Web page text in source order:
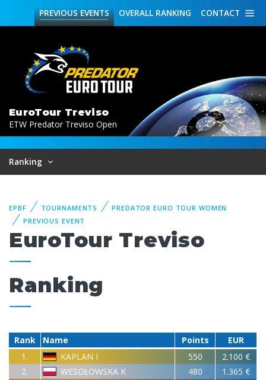
CONTACT
OVERALL RANKING
PREVIOUSEVENTS
EuroTour Treviso
ETW Predator Treviso Open
Ranking
EPBF TOURNAMENTS
PREDATOR EURO TOUR WOMEN
PREVIOUS EVENT
EuroTour Treviso
Ranking
Rank Name Points
EUR
1.
KAPLAN I 550
2.100 €
2.
WESOŁOWSKA K 480
1.365 €